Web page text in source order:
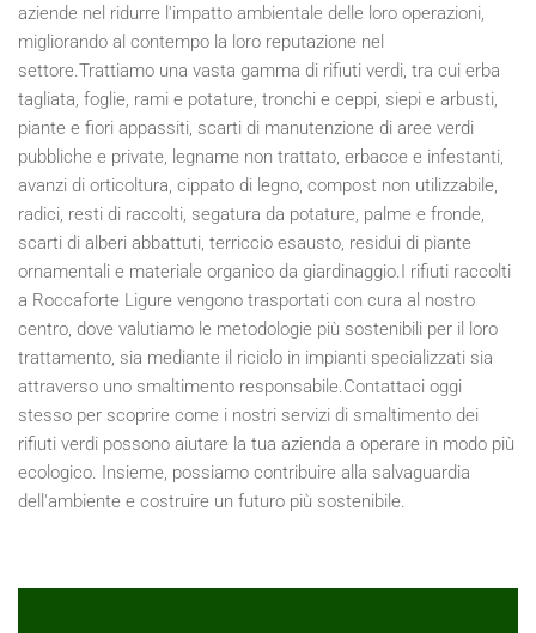
aziende nel ridurre l'impatto ambientale delle loro operazioni,
migliorando al contempo la loro reputazione nel
settore.Trattiamo una vasta gamma di rifiuti verdi, tra cui erba
tagliata, foglie, rami e potature, tronchi e ceppi, siepi e arbusti,
piante e fiori appassiti, scarti di manutenzione di aree verdi
pubbliche e private, legname non trattato, erbacce e infestanti,
avanzi di orticoltura, cippato di legno, compost non utilizzabile,
radici, resti di raccolti, segatura da potature, palme e fronde,
scarti di alberi abbattuti, terriccio esausto, residui di piante
ornamentali e materiale organico da giardinaggio.I rifiuti raccolti
a Roccaforte Ligure vengono trasportati con cura al nostro
centro, dove valutiamo le metodologie più sostenibili per il loro
trattamento, sia mediante il riciclo in impianti specializzati sia
attraverso uno smaltimento responsabile.Contattaci oggi
stesso per scoprire come i nostri servizi di smaltimento dei
rifiuti verdi possono aiutare la tua azienda a operare in modo più
ecologico. Insieme, possiamo contribuire alla salvaguardia
dell'ambiente e costruire un futuro più sostenibile.